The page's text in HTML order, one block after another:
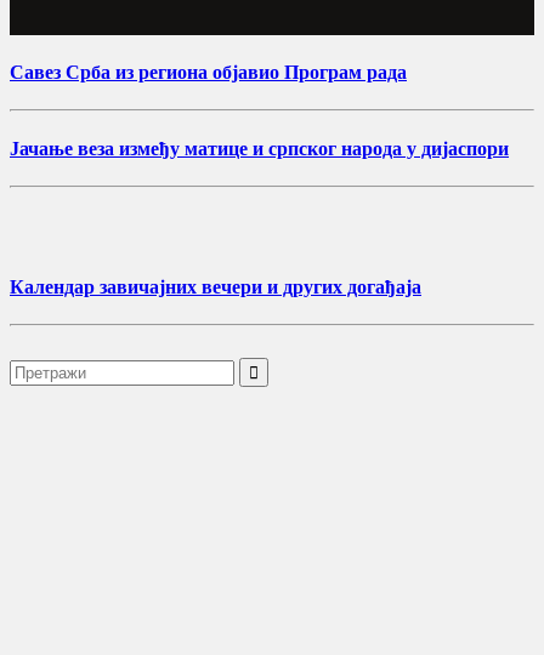
Савез Срба из региона објавио Програм рада
Јачање веза између матице и српског народа у дијаспори
Календар завичајних вечери и других догађаја